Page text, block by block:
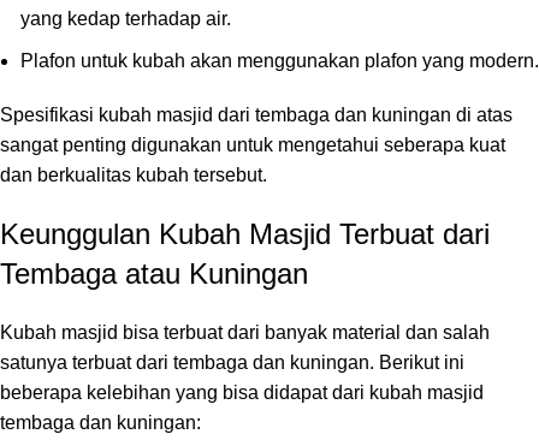
yang kedap terhadap air.
Plafon untuk kubah akan menggunakan plafon yang modern.
Spesifikasi kubah masjid dari tembaga dan kuningan di atas
sangat penting digunakan untuk mengetahui seberapa kuat
dan berkualitas kubah tersebut.
Keunggulan Kubah Masjid Terbuat dari
Tembaga atau Kuningan
Kubah masjid bisa terbuat dari banyak material dan salah
satunya terbuat dari tembaga dan kuningan. Berikut ini
beberapa kelebihan yang bisa didapat dari kubah masjid
tembaga dan kuningan: